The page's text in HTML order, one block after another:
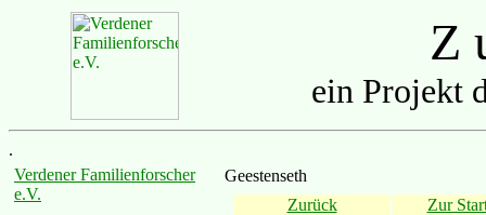
Z
ein Projekt
.
Verdener Familienforscher
e.V.
Geestenseth
Zurück
Zur